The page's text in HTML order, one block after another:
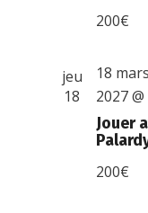
200€
jeu
18
Jouer
18
2027
200€